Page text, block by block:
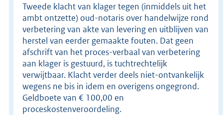
Tweede klacht van klager tegen (inmiddels uit het
ambt ontzette) oud-notaris over handelwijze rond
verbetering van akte van levering en uitblijven van
herstel van eerder gemaakte fouten. Dat geen
afschrift van het proces-verbaal van verbetering
aan klager is gestuurd, is tuchtrechtelijk
verwijtbaar. Klacht verder deels niet-ontvankelijk
wegens ne bis in idem en overigens ongegrond.
Geldboete van € 100,00 en
proceskostenveroordeling.